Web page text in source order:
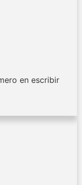
en escribir